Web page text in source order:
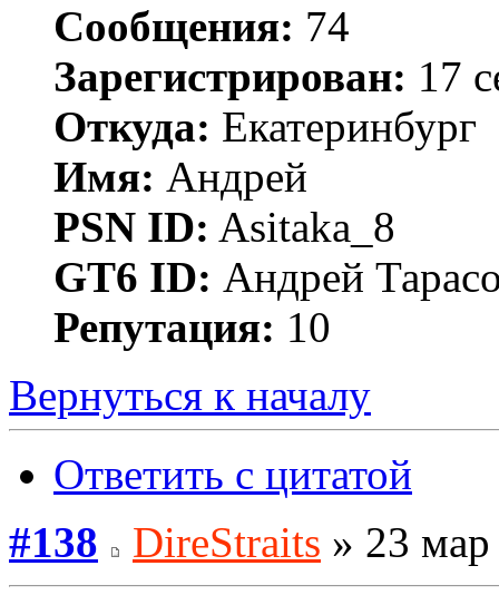
Сообщения: 74
Зарегистрирован: 17
Откуда: Екатеринбург
Имя: Андрей
PSN ID: Asitaka_8
GT6 ID: Андрей
Репутация: 10
Вернуться к началу
Ответить с цитатой
#138
DireStraits » 23